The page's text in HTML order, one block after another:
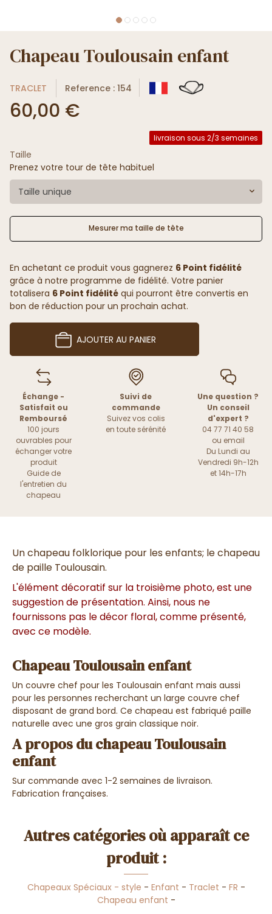
Chapeau Toulousain enfant
TRACLET Reference : 154
60,00 €
livraison sous 2/3 semaines
Taille
Prenez votre tour de tête habituel
Taille unique
Mesurer ma taille de tête
En achetant ce produit vous gagnerez 6 Point fidélité
grâce à notre programme de fidélité. Votre panier
totalisera 6 Point fidélité qui pourront être convertis en
bon de réduction pour un prochain achat.
AJOUTER AU PANIER
Échange -
Satisfait ou
Remboursé
100 jours
ouvrables pour
échanger votre
produit
Guide de
l'entretien du
chapeau
Suivi de
commande
Suivez vos colis
en toute sérénité
Une question ?
Un conseil
d'expert ?
04 77 71 40 58
ou email
Du Lundi au
Vendredi 9h-12h
et 14h-17h
Un chapeau folklorique pour les enfants; le chapeau
de paille Toulousain.
L'élément décoratif sur la troisième photo, est une
suggestion de présentation. Ainsi, nous ne
fournissons pas le décor floral, comme présenté,
avec ce modèle.
Chapeau Toulousain enfant
Un couvre chef pour les Toulousain enfant mais aussi
pour les personnes recherchant un large couvre chef
disposant de grand bord. Ce chapeau est fabriqué paille
naturelle avec une gros grain classique noir.
A propos du chapeau Toulousain
enfant
Sur commande avec 1-2 semaines de livraison.
Fabrication françaises.
Autres catégories où apparaît ce
produit :
Chapeaux Spéciaux - style - Enfant - Traclet - FR -
Chapeau enfant -